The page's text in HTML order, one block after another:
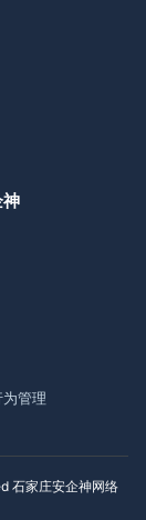
为管理
石家庄安企神网络